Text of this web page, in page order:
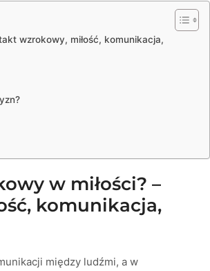
wzrokowy, miłość, komunikacja,
w miłości? –
komunikacja,
między ludźmi, a w